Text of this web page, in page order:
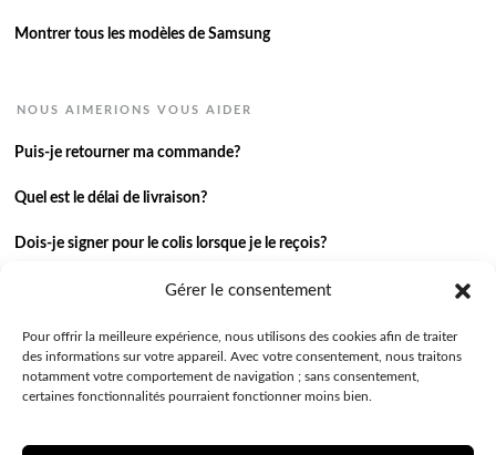
Gérer le consentement
Pour offrir la meilleure expérience, nous utilisons des cookies afin de traiter
des informations sur votre appareil. Avec votre consentement, nous traitons
notamment votre comportement de navigation ; sans consentement,
certaines fonctionnalités pourraient fonctionner moins bien.
Montrer tous les modèles de Samsung
NOUS AIMERIONS VOUS AIDER
Puis-je retourner ma commande?
Quel est le délai de livraison?
Dois-je signer pour le colis lorsque je le reçois?
Je n’ai pas reçu ma commande.
J’ai une autre question.
Contactez-nous